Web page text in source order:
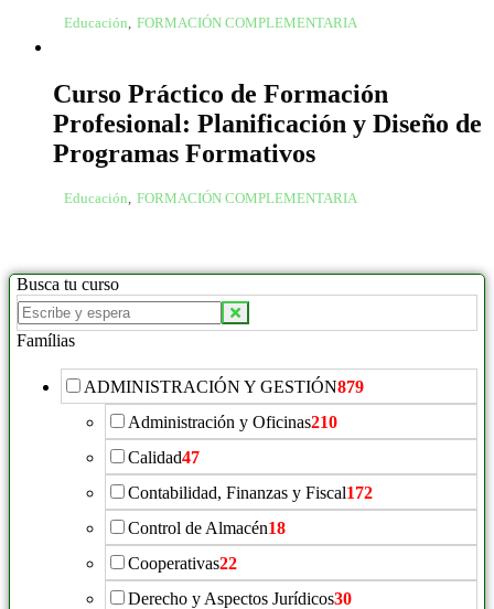
Educación, FORMACIÓN COMPLEMENTARIA
Curso Práctico de Formación
Profesional: Planificación y Diseño de
Programas Formativos
Educación FORMACIÓN COMPLEMENTARIA
Busca tu curso
Buscar
productos:
Famílias
ADMINISTRACIÓN Y GESTIÓN879
Administración y Oficinas210
Calidad47
Contabilidad, Finanzas y Fiscal172
Control de Almacén18
Cooperativas22
Derecho y Aspectos Jurídicos30